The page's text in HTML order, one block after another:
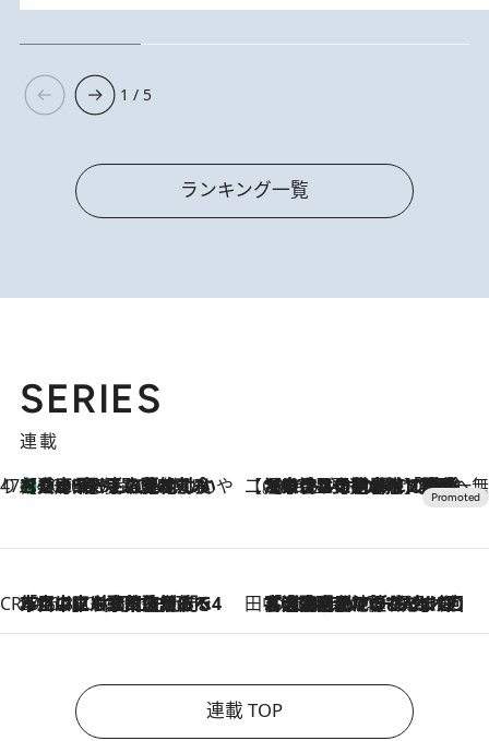
1 / 5
ランキング一覧
SERIES
連載
47都道府県の手みやげ ひんやりスイーツで夏を満喫
2026.8.8
【兵庫県】この夏絶対食べたい 冷やしておいしいおやつ3選 淡路島の恵みをジェラートに集約 【CREA×星野リゾート】唯一無二。癒しと発見が待つ場所へ
2026.8.7
【トンボの足水浴】ヒノキの香りに包まれて涼感マックス！約13℃の湧水かけ流しを避暑地「星野温泉 トンボの湯」で体験
CREA'S CHOICE
2026.8.7
「立川にも歌舞伎があるんだよ」 片岡仁左衛門・市川中車ら豪華座組みで4年目の立川立飛歌舞伎へ 田中稲の勝手に再ブーム
2026.8.7
「湘南乃風に憧れて」観客大盛上がりの“タオル回し”に、ラッパー顔負けの高速歌唱まで…さだまさし（74）のアグレッシブすぎる現在地
連載 TOP